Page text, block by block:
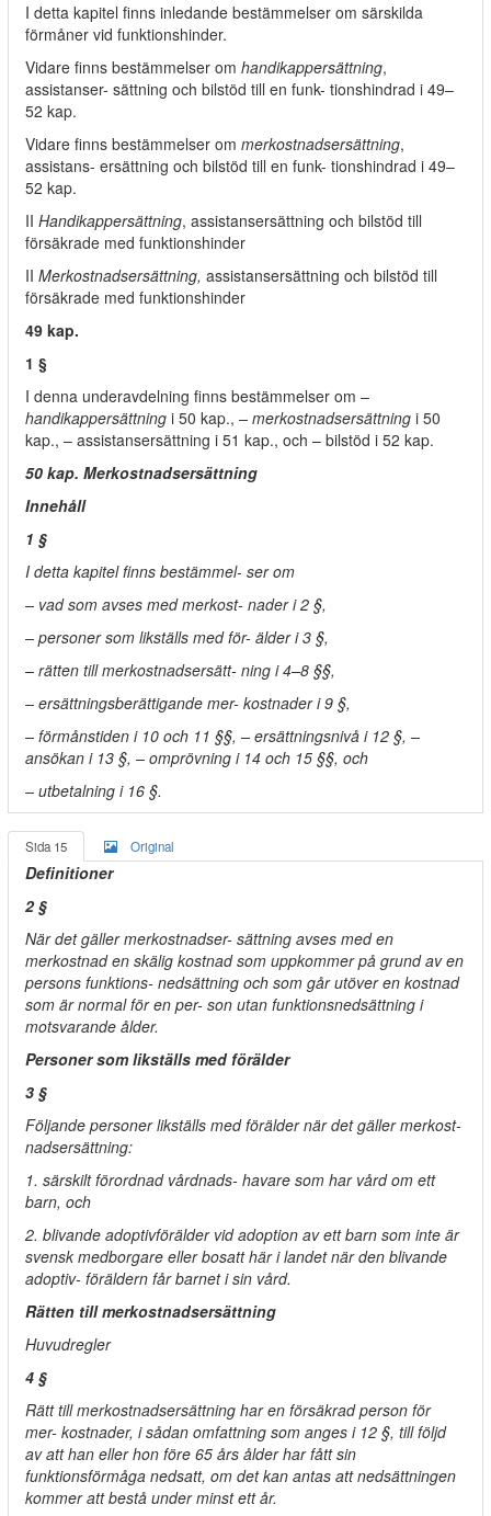
I detta kapitel finns inledande bestämmelser om särskilda
förmåner vid funktionshinder.
Vidare finns bestämmelser om handikappersättning,
assistanser- sättning och bilstöd till en funk- tionshindrad i 49–
52 kap.
Vidare finns bestämmelser om merkostnadsersättning,
assistans- ersättning och bilstöd till en funk- tionshindrad i 49–
52 kap.
II Handikappersättning, assistansersättning och bilstöd till
försäkrade med funktionshinder
II Merkostnadsersättning, assistansersättning och bilstöd till
försäkrade med funktionshinder
49 kap.
1 §
I denna underavdelning finns bestämmelser om –
handikappersättning i 50 kap., – merkostnadsersättning i 50
kap., – assistansersättning i 51 kap., och – bilstöd i 52 kap.
50 kap. Merkostnadsersättning
Innehåll
1 §
I detta kapitel finns bestämmel- ser om
– vad som avses med merkost- nader i 2 §,
– personer som likställs med för- älder i 3 §,
– rätten till merkostnadsersätt- ning i 4–8 §§,
– ersättningsberättigande mer- kostnader i 9 §,
– förmånstiden i 10 och 11 §§, – ersättningsnivå i 12 §, –
ansökan i 13 §, – omprövning i 14 och 15 §§, och
– utbetalning i 16 §.
Sida 15 Original
Definitioner
2 §
När det gäller merkostnadser- sättning avses med en
merkostnad en skälig kostnad som uppkommer på grund av en
persons funktions- nedsättning och som går utöver en kostnad
som är normal för en per- son utan funktionsnedsättning i
motsvarande ålder.
Personer som likställs med förälder
3 §
Följande personer likställs med förälder när det gäller merkost-
nadsersättning:
1. särskilt förordnad vårdnads- havare som har vård om ett
barn, och
2. blivande adoptivförälder vid adoption av ett barn som inte är
svensk medborgare eller bosatt här i landet när den blivande
adoptiv- föräldern får barnet i sin vård.
Rätten till merkostnadsersättning
Huvudregler
4 §
Rätt till merkostnadsersättning har en försäkrad person för
mer- kostnader, i sådan omfattning som anges i 12 §, till följd
av att han eller hon före 65 års ålder har fått sin
funktionsförmåga nedsatt, om det kan antas att nedsättningen
kommer att bestå under minst ett år.